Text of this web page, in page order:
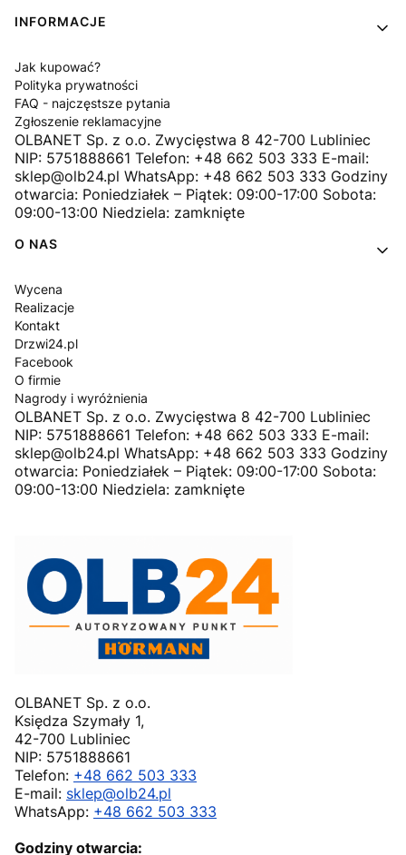
INFORMACJE
Jak kupować?
Polityka prywatności
FAQ - najczęstsze pytania
Zgłoszenie reklamacyjne
OLBANET Sp. z o.o. Zwycięstwa 8 42-700 Lubliniec
NIP: 5751888661 Telefon: +48 662 503 333 E-mail:
sklep@olb24.pl WhatsApp: +48 662 503 333 Godziny
otwarcia: Poniedziałek – Piątek: 09:00-17:00 Sobota:
09:00-13:00 Niedziela: zamknięte
O NAS
Wycena
Realizacje
Kontakt
Drzwi24.pl
Facebook
O firmie
Nagrody i wyróżnienia
OLBANET Sp. z o.o. Zwycięstwa 8 42-700 Lubliniec
NIP: 5751888661 Telefon: +48 662 503 333 E-mail:
sklep@olb24.pl WhatsApp: +48 662 503 333 Godziny
otwarcia: Poniedziałek – Piątek: 09:00-17:00 Sobota:
09:00-13:00 Niedziela: zamknięte
OLBANET Sp. z o.o.
Księdza Szymały 1,
42-700 Lubliniec
NIP: 5751888661
Telefon: +48 662 503 333
E-mail: sklep@olb24.pl
WhatsApp: +48 662 503 333
Godziny otwarcia: